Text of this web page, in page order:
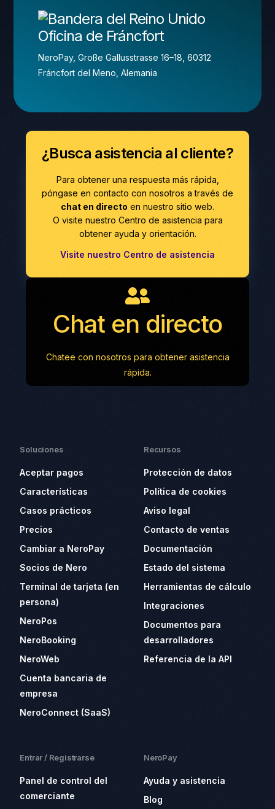
Oficina de Fráncfort
NeroPay, Große Gallusstrasse 16–18, 60312
Fráncfort del Meno, Alemania
¿Busca asistencia al cliente?
Para obtener una respuesta más rápida,
póngase en contacto con nosotros a través de
chat en directo en nuestro sitio web.
O visite nuestro Centro de asistencia para
obtener ayuda y orientación.
Visite nuestro Centro de asistencia
Chat en directo
Chatee con nosotros para obtener asistencia
rápida.
Soluciones
Aceptar pagos
Características
Casos prácticos
Precios
Cambiar a NeroPay
Socios de Nero
Terminal de tarjeta (en
persona)
NeroPos
NeroBooking
NeroWeb
Cuenta bancaria de
empresa
NeroConnect (SaaS)
Recursos
Protección de datos
Política de cookies
Aviso legal
Contacto de ventas
Documentación
Estado del sistema
Herramientas de cálculo
Integraciones
Documentos para
desarrolladores
Referencia de la API
Entrar / Registrarse
Panel de control del
comerciante
NeroPay
Ayuda y asistencia
Blog